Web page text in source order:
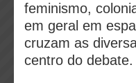
feminismo,
em geral em
cruzam as
centro do debate.